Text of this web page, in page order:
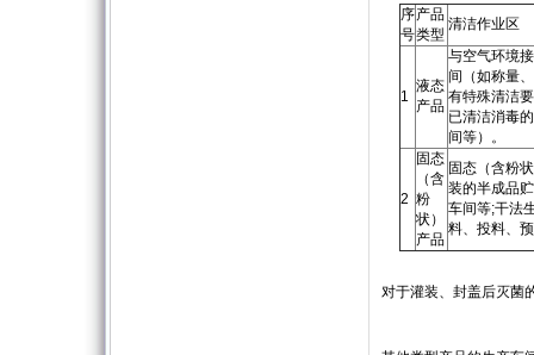
序
号
产品
类型
清洁作业区
1
液态
产品
与空气环境
间（如称量
有特殊清洁
已清洁消毒
间等）。
2
固态
（含
粉
状）
产品
固态（含粉
装的半成品
车间等;干法
料、投料、
对于灌装、封盖后灭菌